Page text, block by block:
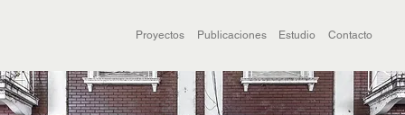
Proyectos Publicaciones Estudio Contacto